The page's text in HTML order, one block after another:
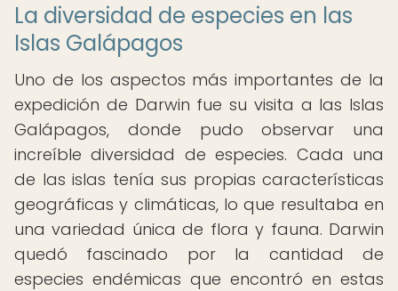
La diversidad de especies en las
Islas Galápagos
Uno de los aspectos más importantes de la
expedición de Darwin fue su visita a las Islas
Galápagos, donde pudo observar una
increíble diversidad de especies. Cada una
de las islas tenía sus propias características
geográficas y climáticas, lo que resultaba en
una variedad única de flora y fauna. Darwin
quedó fascinado por la cantidad de
especies endémicas que encontró en estas